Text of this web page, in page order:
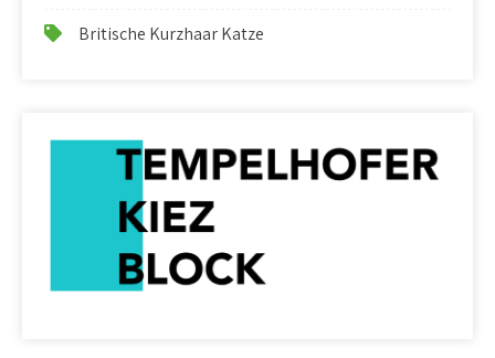
Britische Kurzhaar Katze